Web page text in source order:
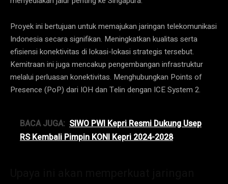
Proyek ini bertujuan untuk memajukan jaringan telekomunikasi
Indonesia secara signifikan. Meningkatkan kualitas serta
efisiensi konektivitas di lokasi-lokasi strategis tersebut.
Kemitraan ini juga mencakup pengembangan infrastruktur
melalui perluasan konektivitas. Menghubungkan Points of
Presence (PoP) dari IOH dan Telin dengan ICE System 2.
BACA JUGA: SIWO PWI Kepri Resmi Dukung Usep
RS Kembali Pimpin KONI Kepri 2024-2028